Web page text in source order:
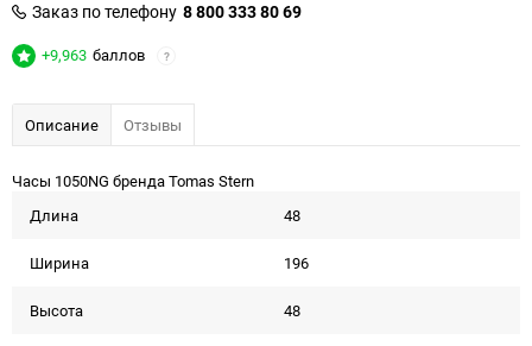
Заказ по телефону 8 800 333 80 69
+9,963 баллов ?
Описание Отзывы
Часы 1050NG бренда Tomas Stern
Длина
48
Ширина 196
Высота 48